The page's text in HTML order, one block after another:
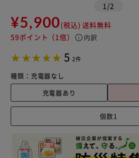
1 /2
¥5,900(税込) 送料無料
59ポイント （1倍） info 内訳
5 2件
種類： 充電器なし
充電器あり